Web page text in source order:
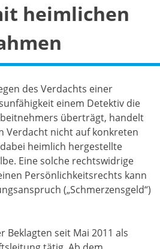
heimlichen
des Verdachts einer
einem Detektiv die
überträgt, handelt
Verdacht nicht auf konkreten
heimlich hergestellte
Eine solche rechtswidrige
Persönlichkeitsrechts kann
(„Schmerzensgeld“)
Beklagten seit Mai 2011 als